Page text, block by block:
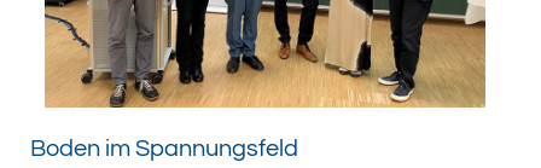
Boden im Spannungsfeld